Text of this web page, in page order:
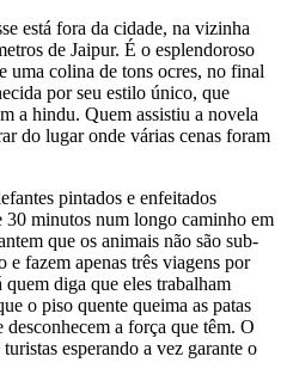
está fora da cidade, na vizinha
de Jaipur. É o esplendoroso
uma colina de tons ocres, no final
por seu estilo único, que
a hindu. Quem assistiu a novela
do lugar onde várias cenas foram
pintados e enfeitados
30 minutos num longo caminho em
que os animais não são sub­
e fazem apenas três viagens por
diga que eles trabalham
o piso quente queima as patas
a força que têm. O
esperando a vez garante o